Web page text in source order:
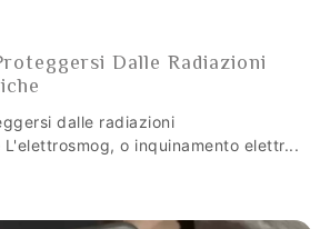
Dalle Radiazioni
dalle radiazioni
o inquinamento elettr...